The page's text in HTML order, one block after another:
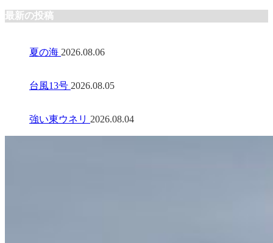
最新の投稿
夏の海 2026.08.06
台風13号 2026.08.05
強い東ウネリ 2026.08.04